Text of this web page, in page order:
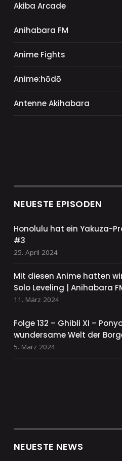
Akiba Arcade
Anihabara FM
Anime Fights
Anime:hōdō
Antenne Akihabara
NEUESTE EPISODEN
Honolulu hat ein Yakuza-
#3
25. April 2024
Mit diesen Anime hatten
Solo Leveling | Anihabara
11. März 2024
Folge 132 – Ghibli XI –
wundersame Welt der
5. März 2024
NEUESTE NEWS